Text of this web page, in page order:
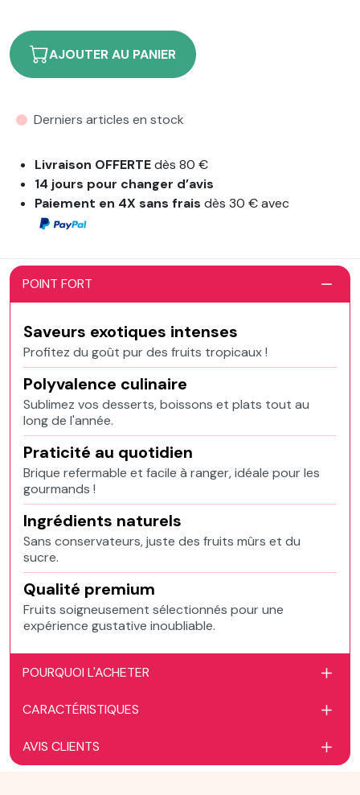
AJOUTER AU PANIER
Derniers articles en stock
Livraison OFFERTEdès 80 €
14 jours pour changer d’avis
Paiement en 4X sans fraisdès 30 € avec
POINT FORT
Saveurs exotiques intenses
Profitez du goût pur des fruits tropicaux !
Polyvalence culinaire
Sublimez vos desserts, boissons et plats tout au
long de l'année.
Praticité au quotidien
Brique refermable et facile à ranger, idéale pour les
gourmands !
Ingrédients naturels
Sans conservateurs, juste des fruits mûrs et du
sucre.
Qualité premium
Fruits soigneusement sélectionnés pour une
expérience gustative inoubliable.
POURQUOI L'ACHETER
CARACTÉRISTIQUES
AVIS CLIENTS